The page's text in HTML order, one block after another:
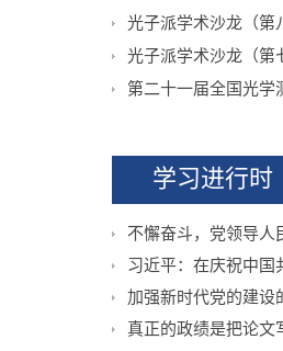
光子派学术沙龙（第
光子派学术沙龙（第
学习进行时
不懈奋斗，党领导人
习近平：在庆祝中国
加强新时代党的建设
真正的政绩是把论